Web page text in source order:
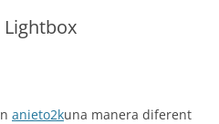
Lightbox
anieto2kuna manera diferent